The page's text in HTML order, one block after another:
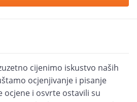
cijenimo iskustvo naših
ocjenjivanje i pisanje
ocjene i osvrte ostavili su